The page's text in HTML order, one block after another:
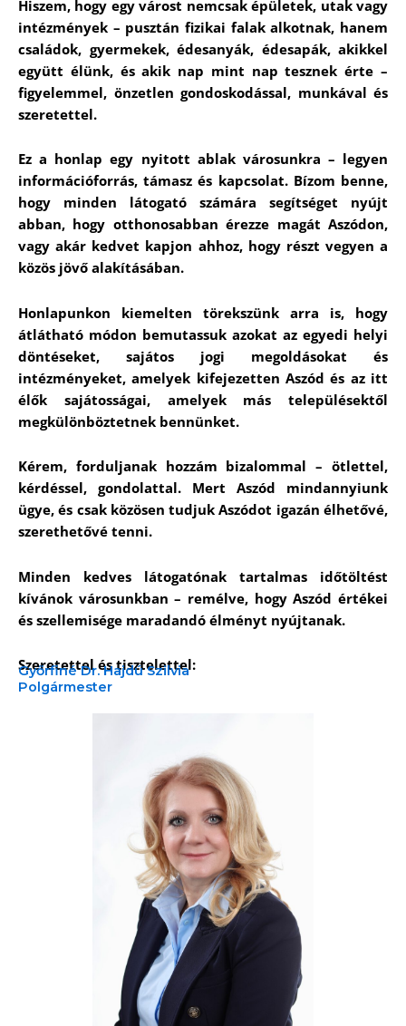
Hiszem, hogy egy várost nemcsak épületek, utak vagy
intézmények – pusztán fizikai falak alkotnak, hanem
családok, gyermekek, édesanyák, édesapák, akikkel
együtt élünk, és akik nap mint nap tesznek érte –
figyelemmel, önzetlen gondoskodással, munkával és
szeretettel.
Ez a honlap egy nyitott ablak városunkra – legyen
információforrás, támasz és kapcsolat. Bízom benne,
hogy minden látogató számára segítséget nyújt
abban, hogy otthonosabban érezze magát Aszódon,
vagy akár kedvet kapjon ahhoz, hogy részt vegyen a
közös jövő alakításában.
Honlapunkon kiemelten törekszünk arra is, hogy
átlátható módon bemutassuk azokat az egyedi helyi
döntéseket, sajátos jogi megoldásokat és
intézményeket, amelyek kifejezetten Aszód és az itt
élők sajátosságai, amelyek más településektől
megkülönböztetnek bennünket.
Kérem, forduljanak hozzám bizalommal – ötlettel,
kérdéssel, gondolattal. Mert Aszód mindannyiunk
ügye, és csak közösen tudjuk Aszódot igazán élhetővé,
szerethetővé tenni.
Minden kedves látogatónak tartalmas időtöltést
kívánok városunkban – remélve, hogy Aszód értékei
és szellemisége maradandó élményt nyújtanak.
Szeretettel és tisztelettel:
Győrfiné Dr. Hajdú Szilvia
Polgármester